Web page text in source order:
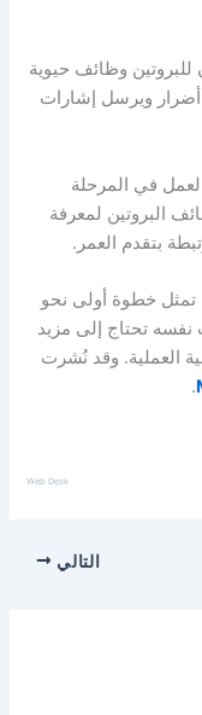
للبروتين وظائف حيوية
أضرار ويرسل إشارات
في المرحلة
البروتين لمعرفة
بتقدم العمر.
تمثل خطوة أولى نحو
تحتاج إلى مزيد
العملية. وقد نُشرت
.
Web Desk
التالي